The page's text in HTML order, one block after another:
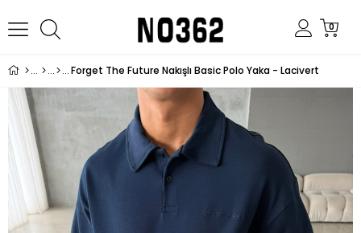
0
Forget The Future Nakışlı Basic Polo Yaka - Lacivert